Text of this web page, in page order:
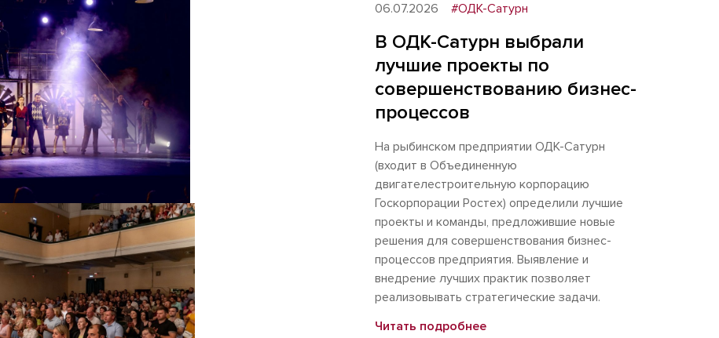
06.07.2026 #ОДК-Сатурн
В ОДК-Сатурн выбрали
лучшие проекты по
совершенствованию бизнес-
процессов
На рыбинском предприятии ОДК-Сатурн
(входит в Объединенную
двигателестроительную корпорацию
Госкорпорации Ростех) определили лучшие
проекты и команды, предложившие новые
решения для совершенствования бизнес-
процессов предприятия. Выявление и
внедрение лучших практик позволяет
реализовывать стратегические задачи.
Читать подробнее